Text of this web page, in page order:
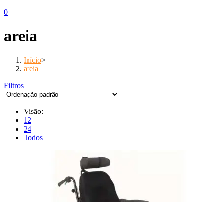
0
areia
Início>
areia
Filtros
Visão:
12
24
Todos